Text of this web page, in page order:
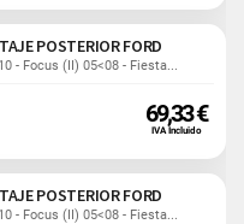
POSTERIOR FORD
- Focus (II) 05<08 - Fiesta...
69,33 €
IVA Incluido
POSTERIOR FORD
- Focus (II) 05<08 - Fiesta...